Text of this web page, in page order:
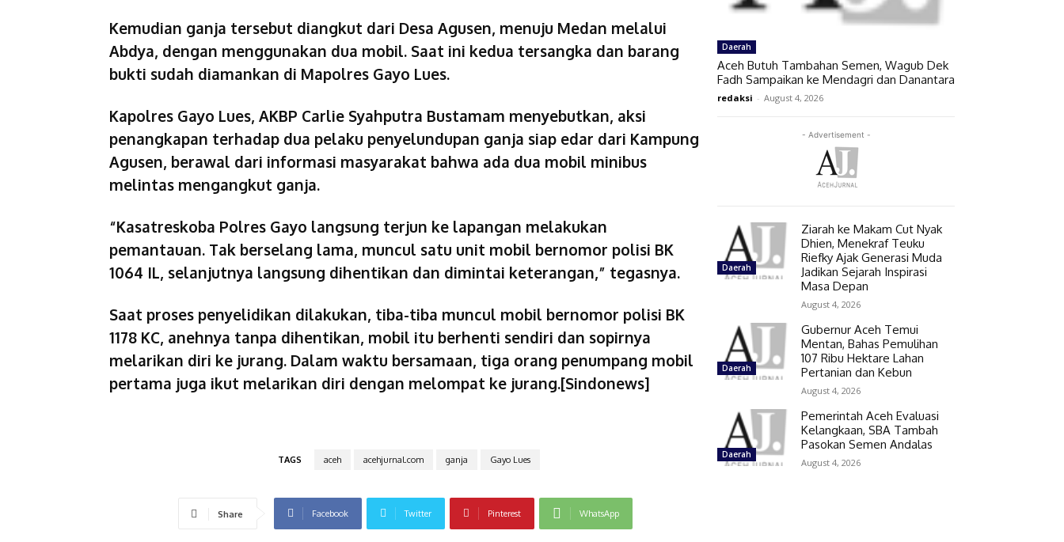
Kemudian ganja tersebut diangkut dari Desa Agusen, menuju Medan melalui
Abdya, dengan menggunakan dua mobil. Saat ini kedua tersangka dan barang
bukti sudah diamankan di Mapolres Gayo Lues.
Kapolres Gayo Lues, AKBP Carlie Syahputra Bustamam menyebutkan, aksi
penangkapan terhadap dua pelaku penyelundupan ganja siap edar dari Kampung
Agusen, berawal dari informasi masyarakat bahwa ada dua mobil minibus
melintas mengangkut ganja.
“Kasatreskoba Polres Gayo langsung terjun ke lapangan melakukan
pemantauan. Tak berselang lama, muncul satu unit mobil bernomor polisi BK
1064 IL, selanjutnya langsung dihentikan dan dimintai keterangan,” tegasnya.
Saat proses penyelidikan dilakukan, tiba-tiba muncul mobil bernomor polisi BK
1178 KC, anehnya tanpa dihentikan, mobil itu berhenti sendiri dan sopirnya
melarikan diri ke jurang. Dalam waktu bersamaan, tiga orang penumpang mobil
pertama juga ikut melarikan diri dengan melompat ke jurang.[Sindonews]
TAGS aceh acehjurnal.com ganja Gayo Lues
Share Facebook Twitter Pinterest WhatsApp
Daerah
Aceh Butuh Tambahan Semen, Wagub Dek
Fadh Sampaikan ke Mendagri dan Danantara
redaksi - August 4, 2026
- Advertisement -
Daerah
Ziarah ke Makam Cut Nyak
Dhien, Menekraf Teuku
Riefky Ajak Generasi Muda
Jadikan Sejarah Inspirasi
Masa Depan
August 4, 2026
Daerah
Gubernur Aceh Temui
Mentan, Bahas Pemulihan
107 Ribu Hektare Lahan
Pertanian dan Kebun
August 4, 2026
Daerah
Pemerintah Aceh Evaluasi
Kelangkaan, SBA Tambah
Pasokan Semen Andalas
August 4, 2026